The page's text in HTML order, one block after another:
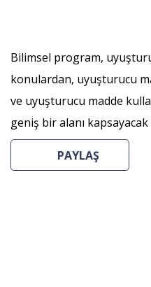
Bilimsel program,
konulardan, uyuşturucu
ve uyuşturucu madde
geniş bir alanı
PAYLAŞ